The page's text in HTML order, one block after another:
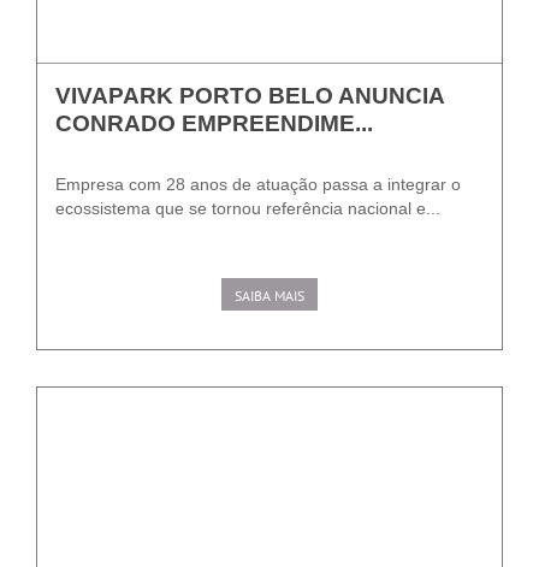
VIVAPARK PORTO BELO ANUNCIA
CONRADO EMPREENDIME...
Empresa com 28 anos de atuação passa a integrar o
ecossistema que se tornou referência nacional e...
SAIBA MAIS